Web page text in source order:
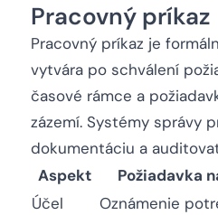
Pracovný príkaz
Pracovný príkaz je
vytvára po schválení
časové rámce a
zázemí. Systémy správy
dokumentáciu a
Aspekt
Požiadavka
Účel
Oznámenie